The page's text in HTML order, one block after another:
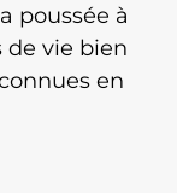
poussée à
de vie bien
en